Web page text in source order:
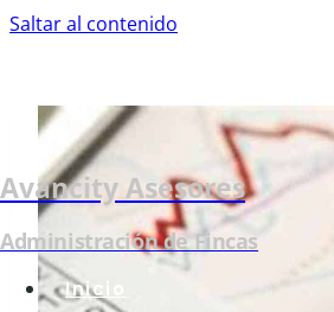
Saltar al contenido
Avancity Asesores
Administración de Fincas
Inicio